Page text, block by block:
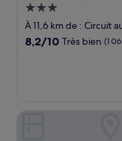
Hébergement
3.0 étoiles
À 11,6 km de : Circuit
8.2
8,2/10 Très bien (1